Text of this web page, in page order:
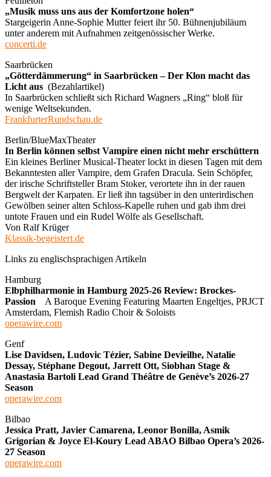
„Musik muss uns aus der Komfortzone holen“
Stargeigerin Anne-Sophie Mutter feiert ihr 50. Bühnenjubiläum
unter anderem mit Aufnahmen zeitgenössischer Werke.
concerti.de
Saarbrücken
„Götterdämmerung“ in Saarbrücken – Der Klon macht das
Licht aus (Bezahlartikel)
In Saarbrücken schließt sich Richard Wagners „Ring“ bloß für
wenige Weltsekunden.
FrankfurterRundschau.de
Berlin/BlueMaxTheater
In Berlin können selbst Vampire einen nicht mehr erschüttern
Ein kleines Berliner Musical-Theater lockt in diesen Tagen mit dem
Bekanntesten aller Vampire, dem Grafen Dracula. Sein Schöpfer,
der irische Schriftsteller Bram Stoker, verortete ihn in der rauen
Bergwelt der Karpaten. Er ließ ihn tagsüber in den unterirdischen
Gewölben seiner alten Schloss-Kapelle ruhen und gab ihm drei
untote Frauen und ein Rudel Wölfe als Gesellschaft.
Von Ralf Krüger
Klassik-begeistert.de
Links zu englischsprachigen Artikeln
Hamburg
Elbphilharmonie in Hamburg 2025-26 Review: Brockes-
Passion A Baroque Evening Featuring Maarten Engeltjes, PRJCT
Amsterdam, Flemish Radio Choir & Soloists
operawire.com
Genf
Lise Davidsen, Ludovic Tézier, Sabine Devieilhe, Natalie
Dessay, Stéphane Degout, Jarrett Ott, Siobhan Stage &
Anastasia Bartoli Lead Grand Théâtre de Genève’s 2026-27
Season
operawire.com
Bilbao
Jessica Pratt, Javier Camarena, Leonor Bonilla, Asmik
Grigorian & Joyce El-Koury Lead ABAO Bilbao Opera’s 2026-
27 Season
operawire.com